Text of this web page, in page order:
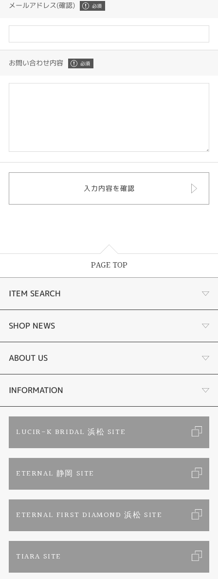
メールアドレス(確認)
お問い合わせ内容
PAGE TOP
ITEM SEARCH
あこや真珠
黒蝶真珠
時計
色石
ジュエリーリフォーム
婚約指輪
Savon de Bijoux
Savon de Bijoux化粧石鹸
SHOP NEWS
個性溢れる色石の魅力
YouTube ルシルケイチャンネル
ブライダルリングサイト
ブランドリスト
ペンを拾うお姉さん
ABOUT US
店舗情報・会社概要
お客様の声
INFORMATION
特定商取引に関する表記
LUCIR-K BRIDAL 浜松 SITE
ETERNAL 静岡 SITE
ETERNAL FIRST DIAMOND 浜松 SITE
TIARA SITE